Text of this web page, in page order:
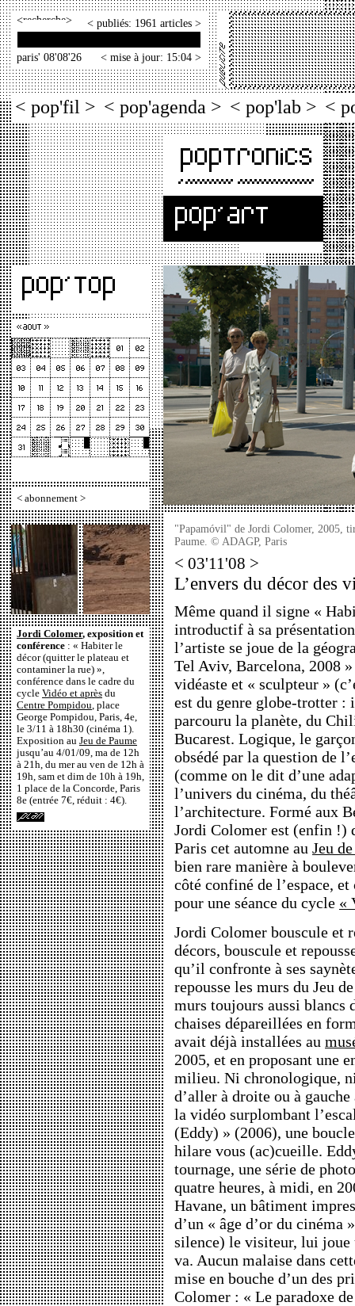
< > < publiés: 1961 articles >
paris' 08'08'26 < mise à jour: 15:04 >
< pop'fil > < pop'agenda > < pop'lab > <
< abonnement >
Jordi Colomer, exposition et
conférence : « Habiter le
décor (quitter le plateau et
contaminer la rue) »,
conférence dans le cadre du
cycle Vidéo et après du
Centre Pompidou, place
George Pompidou, Paris, 4e,
le 3/11 à 18h30 (cinéma 1).
Exposition au Jeu de Paume
jusqu’au 4/01/09, ma de 12h
à 21h, du mer au ven de 12h à
19h, sam et dim de 10h à 19h,
1 place de la Concorde, Paris
8e (entrée 7€, réduit : 4€).
"Papamóvil" de Jordi Colomer, 2005,
Paume. © ADAGP, Paris
< 03'11'08 >
L’envers du décor des
Même quand il signe «
introductif à sa
l’artiste se joue de la
Tel Aviv, Barcelona, 2008
vidéaste et « sculpteur »
est du genre globe-trotter :
parcouru la planète, du
Bucarest. Logique, le
obsédé par la question de
(comme on le dit d’une
l’univers du cinéma, du
l’architecture. Formé aux
Jordi Colomer est (enfin !)
Paris cet automne au Jeu
bien rare manière à
côté confiné de l’espace,
pour une séance du cycle «
Jordi Colomer bouscule et
décors, bouscule et
qu’il confronte à ses
repousse les murs du Jeu
murs toujours aussi blancs
chaises dépareillées en
avait déjà installées au
2005, et en proposant une
milieu. Ni chronologique,
d’aller à droite ou à
la vidéo surplombant
(Eddy) » (2006), une
hilare vous (ac)cueille.
tournage, une série de
quatre heures, à midi, en
Havane, un bâtiment
d’un « âge d’or du cinéma
silence) le visiteur, lui joue
va. Aucun malaise dans
mise en bouche d’un des
Colomer : « Le paradoxe